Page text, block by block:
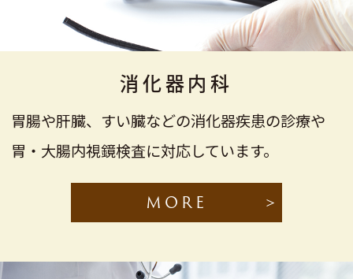
消化器内科
胃腸や肝臓、すい臓などの消化器疾患の診療や
胃・大腸内視鏡検査に対応しています。
MORE